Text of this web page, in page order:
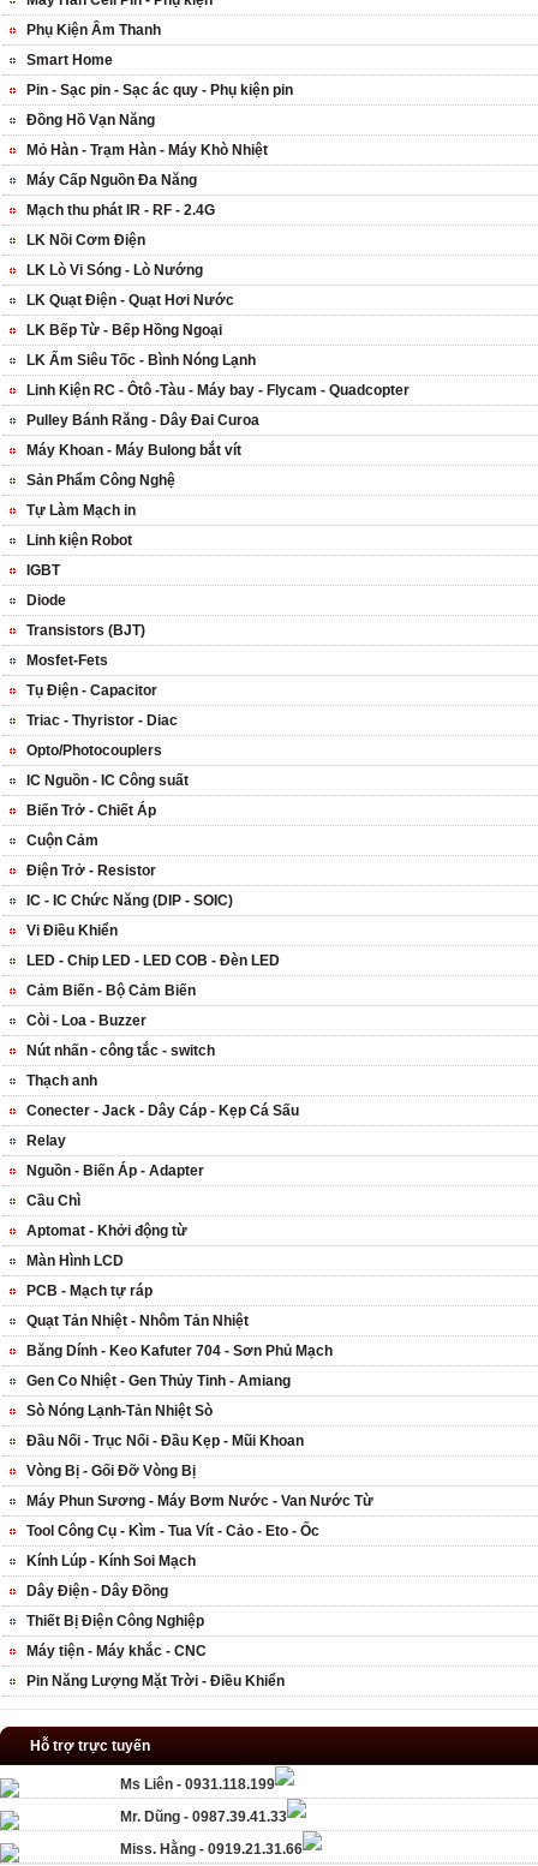
Phụ Kiện Âm Thanh
Smart Home
Pin - Sạc pin - Sạc ác quy - Phụ kiện pin
Đồng Hồ Vạn Năng
Mỏ Hàn - Trạm Hàn - Máy Khò Nhiệt
Máy Cấp Nguồn Đa Năng
Mạch thu phát IR - RF - 2.4G
LK Nồi Cơm Điện
LK Lò Vi Sóng - Lò Nướng
LK Quạt Điện - Quạt Hơi Nước
LK Bếp Từ - Bếp Hồng Ngoại
LK Ấm Siêu Tốc - Bình Nóng Lạnh
Linh Kiện RC - Ôtô -Tàu - Máy bay - Flycam - Quadcopter
Pulley Bánh Răng - Dây Đai Curoa
Máy Khoan - Máy Bulong bắt vít
Sản Phẩm Công Nghệ
Tự Làm Mạch in
Linh kiện Robot
IGBT
Diode
Transistors (BJT)
Mosfet-Fets
Tụ Điện - Capacitor
Triac - Thyristor - Diac
Opto/Photocouplers
IC Nguồn - IC Công suất
Biến Trở - Chiết Áp
Cuộn Cảm
Điện Trở - Resistor
IC - IC Chức Năng (DIP - SOIC)
Vi Điều Khiển
LED - Chip LED - LED COB - Đèn LED
Cảm Biến - Bộ Cảm Biến
Còi - Loa - Buzzer
Nút nhấn - công tắc - switch
Thạch anh
Conecter - Jack - Dây Cáp - Kẹp Cá Sấu
Relay
Nguồn - Biến Áp - Adapter
Cầu Chì
Aptomat - Khởi động từ
Màn Hình LCD
PCB - Mạch tự ráp
Quạt Tản Nhiệt - Nhôm Tản Nhiệt
Băng Dính - Keo Kafuter 704 - Sơn Phủ Mạch
Gen Co Nhiệt - Gen Thủy Tinh - Amiang
Sò Nóng Lạnh-Tản Nhiệt Sò
Đầu Nối - Trục Nối - Đầu Kẹp - Mũi Khoan
Vòng Bị - Gối Đỡ Vòng Bị
Máy Phun Sương - Máy Bơm Nước - Van Nước Từ
Tool Công Cụ - Kìm - Tua Vít - Cảo - Eto - Ốc
Kính Lúp - Kính Soi Mạch
Dây Điện - Dây Đồng
Thiết Bị Điện Công Nghiệp
Máy tiện - Máy khắc - CNC
Pin Năng Lượng Mặt Trời - Điều Khiển
Hỗ trợ trực tuyến
Ms Liên - 0931.118.199
Mr. Dũng - 0987.39.41.33
Miss. Hằng - 0919.21.31.66